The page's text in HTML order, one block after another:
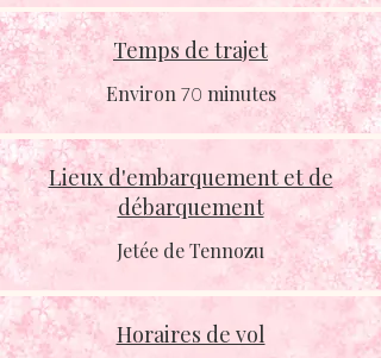
Temps de trajet
Environ 70 minutes
Lieux d'embarquement et de
débarquement
Jetée de Tennozu
Horaires de vol